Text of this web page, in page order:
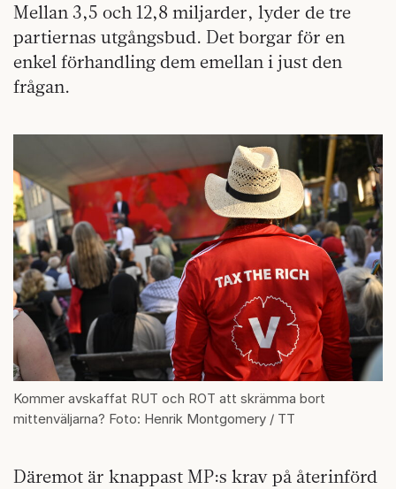
Mellan 3,5 och 12,8 miljarder, lyder de tre
partiernas utgångsbud. Det borgar för en
enkel förhandling dem emellan i just den
frågan.
Kommer avskaffat RUT och ROT att skrämma bort
mittenväljarna? Foto: Henrik Montgomery / TT
Däremot är knappast MP:s krav på återinförd